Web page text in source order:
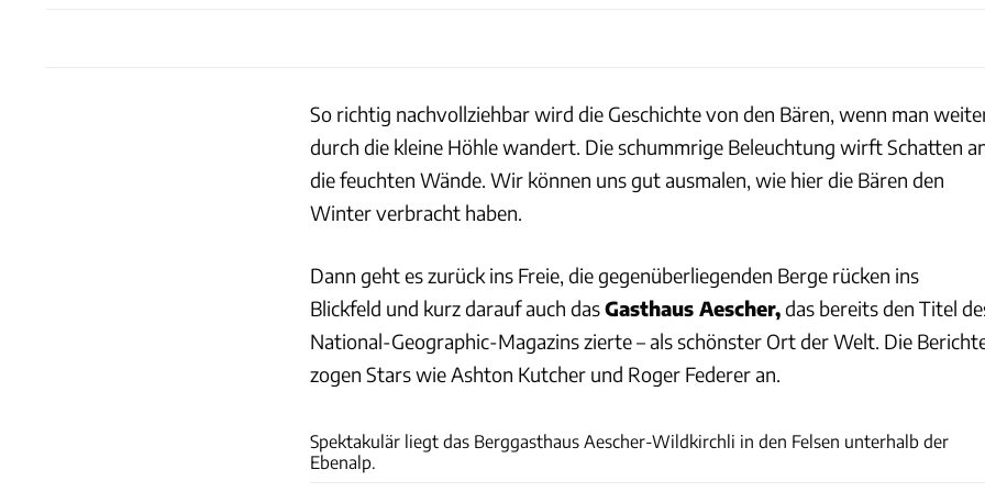
So richtig nachvollziehbar wird die Geschichte von den Bären, wenn man
durch die kleine Höhle wandert. Die schummrige Beleuchtung wirft Schatten
die feuchten Wände. Wir können uns gut ausmalen, wie hier die Bären den
Winter verbracht haben.
Dann geht es zurück ins Freie, die gegenüberliegenden Berge rücken ins
Blickfeld und kurz darauf auch dasGasthaus Aescher,das bereits den Titel
National-Geographic-Magazins zierte – als schönster Ort der Welt. Die
zogen Stars wie Ashton Kutcher und Roger Federer an.
Spektakulär liegt das Berggasthaus Aescher-Wildkirchli in den Felsen unterhalb der
Ebenalp.